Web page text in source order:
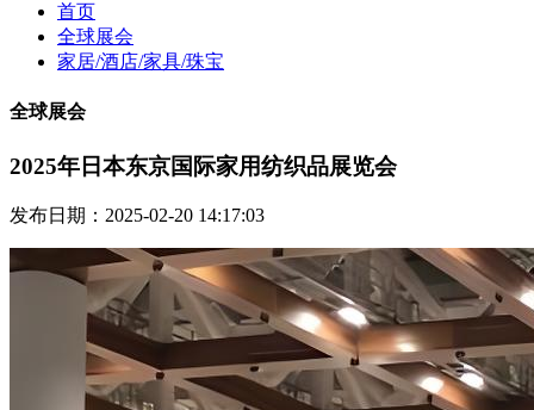
首页
全球展会
家居/酒店/家具/珠宝
全球展会
2025年日本东京国际家用纺织品展览会
发布日期：2025-02-20 14:17:03